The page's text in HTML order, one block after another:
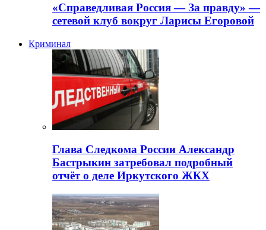
«Справедливая Россия — За правду» —
сетевой клуб вокруг Ларисы Егоровой
Криминал
Глава Следкома России Александр
Бастрыкин затребовал подробный
отчёт о деле Иркутского ЖКХ